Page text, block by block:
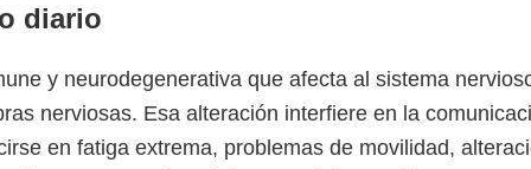
diario
y neurodegenerativa que afecta al sistema
nerviosas. Esa alteración interfiere en la
en fatiga extrema, problemas de movilidad,